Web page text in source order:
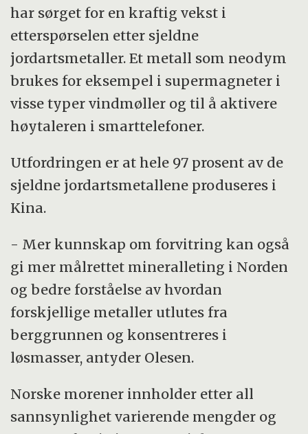
har sørget for en kraftig vekst i
etterspørselen etter sjeldne
jordartsmetaller. Et metall som neodym
brukes for eksempel i supermagneter i
visse typer vindmøller og til å aktivere
høytaleren i smarttelefoner.
Utfordringen er at hele 97 prosent av de
sjeldne jordartsmetallene produseres i
Kina.
- Mer kunnskap om forvitring kan også
gi mer målrettet mineralleting i Norden
og bedre forståelse av hvordan
forskjellige metaller utlutes fra
berggrunnen og konsentreres i
løsmasser, antyder Olesen.
Norske morener innholder etter all
sannsynlighet varierende mengder og